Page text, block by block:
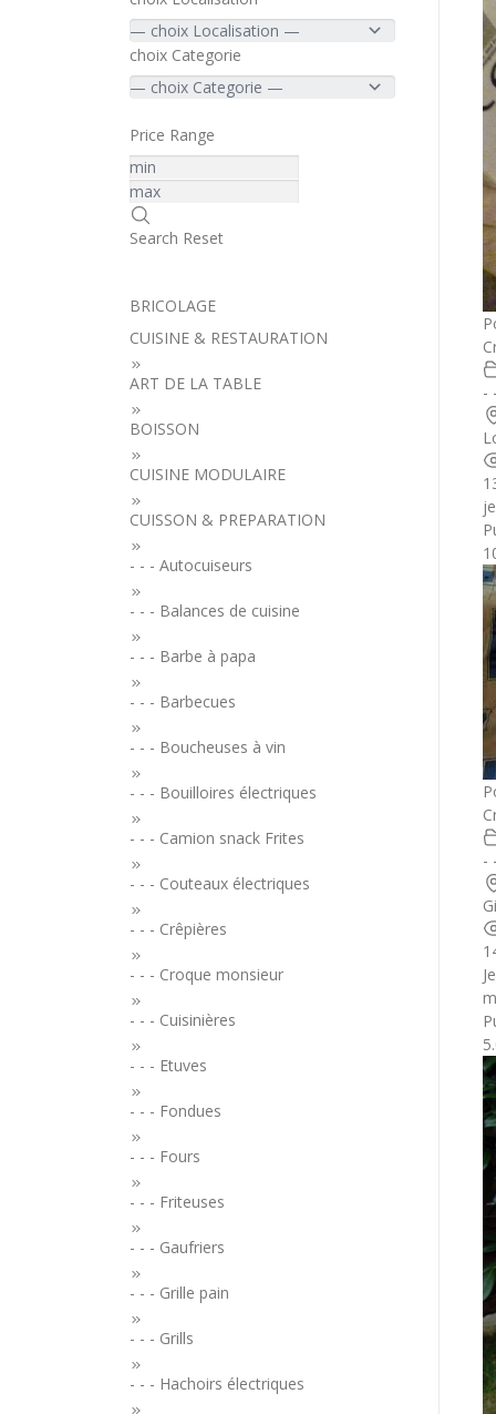
-
-
choix Categorie
Price Range
Search Reset
BRICOLAGE
CUISINE & RESTAURATION
ART DE LA TABLE
BOISSON
CUISINE MODULAIRE
CUISSON & PREPARATION
- - - Autocuiseurs
- - - Balances de cuisine
- - - Barbe à papa
- - - Barbecues
- - - Boucheuses à vin
- - - Bouilloires électriques
- - - Camion snack Frites
- - - Couteaux électriques
- - - Crêpières
- - - Croque monsieur
- - - Cuisinières
- - - Etuves
- - - Fondues
- - - Fours
- - - Friteuses
- - - Gaufriers
- - - Grille pain
- - - Grills
- - - Hachoirs électriques